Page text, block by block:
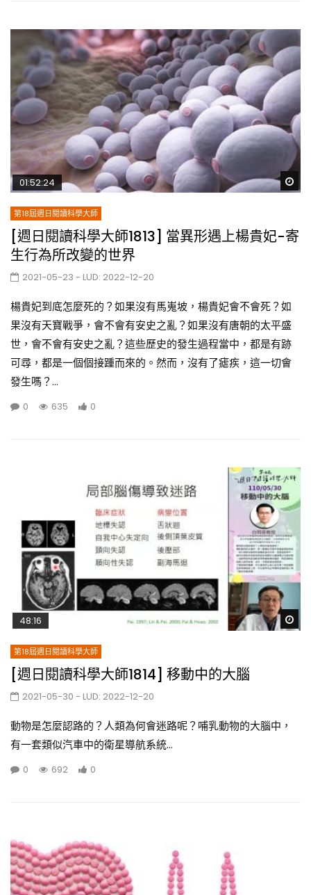
01:52:24
第18屆週日閱讀科學大師
[週日閱讀科學大師1813] 當異形遇上楊貴妃-寄
生行為所改變的世界
2021-05-23 - LUD: 2022-12-20
楊貴妃到底怎麼死的？如果沒有馬嵬坡，楊貴妃會不會死？如
果沒有天寶戰爭，會不會有安史之亂？如果沒有唐朝的太平盛
世，會不會有安史之亂？這些歷史的發生過程當中，都是有跡
可尋，都是一個個接踵而來的。然而，沒有了瘧疾，這一切會
發生嗎？...
0 635 0
48:16
第18屆週日閱讀科學大師
[週日閱讀科學大師1814] 移動中的大腦
2021-05-30 - LUD: 2022-12-20
動物是怎麼認路的？人類為何會迷路呢？哺乳動物的大腦中，
有一套類似汽車中的衛星導航系統...
0 692 0